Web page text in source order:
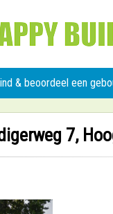
& beoordeel een
7,